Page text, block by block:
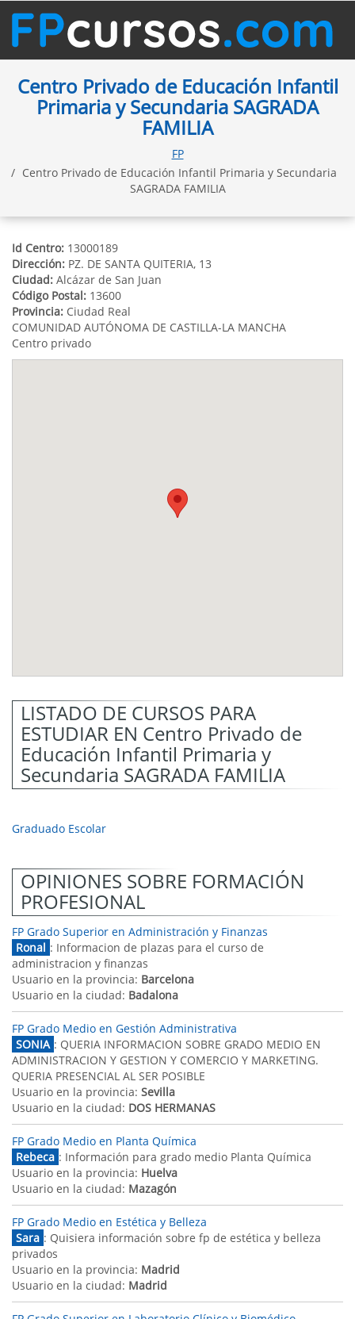
Centro Privado de Educación Infantil
Primaria y Secundaria SAGRADA
FAMILIA
FP
Centro Privado de Educación Infantil Primaria y Secundaria
SAGRADA FAMILIA
Id Centro: 13000189
Dirección: PZ. DE SANTA QUITERIA, 13
Ciudad: Alcázar de San Juan
Código Postal: 13600
Provincia: Ciudad Real
COMUNIDAD AUTÓNOMA DE CASTILLA-LA MANCHA
Centro privado
LISTADO DE CURSOS PARA
ESTUDIAR EN Centro Privado de
Educación Infantil Primaria y
Secundaria SAGRADA FAMILIA
Graduado Escolar
OPINIONES SOBRE FORMACIÓN
PROFESIONAL
FP Grado Superior en Administración y Finanzas
Ronal : Informacion de plazas para el curso de
administracion y finanzas
Usuario en la provincia: Barcelona
Usuario en la ciudad: Badalona
FP Grado Medio en Gestión Administrativa
SONIA : QUERIA INFORMACION SOBRE GRADO MEDIO EN
ADMINISTRACION Y GESTION Y COMERCIO Y MARKETING.
QUERIA PRESENCIAL AL SER POSIBLE
Usuario en la provincia: Sevilla
Usuario en la ciudad: DOS HERMANAS
FP Grado Medio en Planta Química
Rebeca : Información para grado medio Planta Química
Usuario en la provincia: Huelva
Usuario en la ciudad: Mazagón
FP Grado Medio en Estética y Belleza
Sara : Quisiera información sobre fp de estética y belleza
privados
Usuario en la provincia: Madrid
Usuario en la ciudad: Madrid